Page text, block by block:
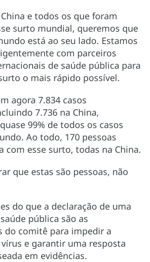
e todos os que foram
surto mundial, queremos que
está ao seu lado. Estamos
com parceiros
de saúde pública para
o mais rápido possível.
agora 7.834 casos
7.736 na China,
99% de todos os casos
Ao todo, 170 pessoas
com esse surto, todas na China.
que estas são pessoas, não
do que a declaração de uma
pública são as
do comitê para impedir a
e garantir uma resposta
em evidências.